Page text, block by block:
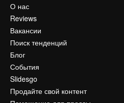
О нас
Reviews
Вакансии
Поиск тенденций
Блог
События
Slidesgo
Продайте свой контент